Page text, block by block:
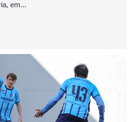
em...